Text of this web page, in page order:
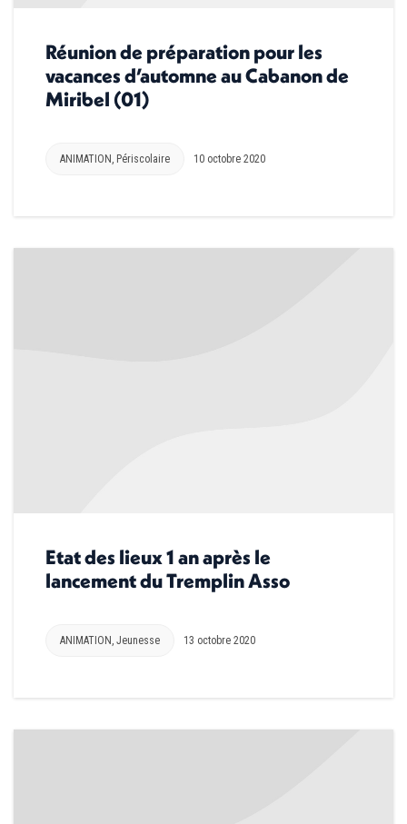
Réunion de préparation pour les
vacances d’automne au Cabanon de
Miribel (01)
ANIMATION Périscolaire 10 octobre 2020
Etat des lieux 1 an après le
lancement du Tremplin Asso
ANIMATION , Jeunesse 13 octobre 2020